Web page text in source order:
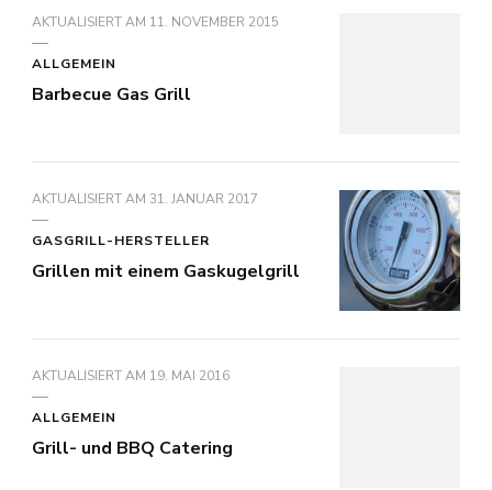
AKTUALISIERT AM 11. NOVEMBER 2015
ALLGEMEIN
Barbecue Gas Grill
AKTUALISIERT AM 31. JANUAR 2017
GASGRILL-HERSTELLER
Grillen mit einem Gaskugelgrill
AKTUALISIERT AM 19. MAI 2016
ALLGEMEIN
Grill- und BBQ Catering